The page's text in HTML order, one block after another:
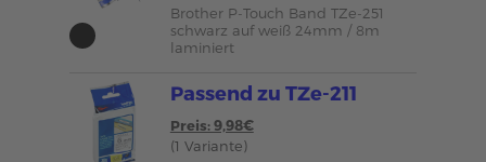
Brother P-Touch Band TZe-251
schwarz auf weiß 24mm / 8m
laminiert
Passend zu TZe-211
Preis: 9,98€
(1 Variante)